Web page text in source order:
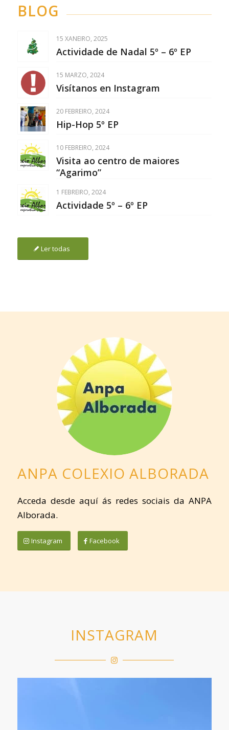
BLOG
15 XANEIRO, 2025
Actividade de Nadal 5º – 6º EP
15 MARZO, 2024
Visítanos en Instagram
20 FEBREIRO, 2024
Hip-Hop 5º EP
10 FEBREIRO, 2024
Visita ao centro de maiores
“Agarimo”
1 FEBREIRO, 2024
Actividade 5º – 6º EP
Ler todas
ANPA COLEXIO ALBORADA
Acceda desde aquí ás redes sociais da ANPA
Alborada.
Instagram Facebook
INSTAGRAM